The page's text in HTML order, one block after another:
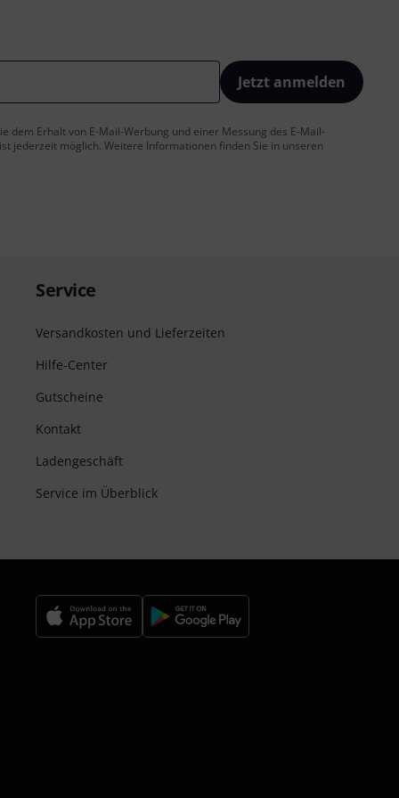
Jetzt anmelden
dem Erhalt von E-Mail-Werbung und einer Messung des E-Mail-
jederzeit möglich. Weitere Informationen finden Sie in unseren
Service
Versandkosten und Lieferzeiten
Hilfe-Center
Gutscheine
Kontakt
Ladengeschäft
Service im Überblick